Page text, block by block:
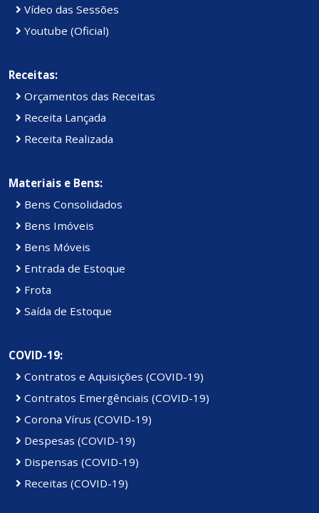
Vídeo das Sessões
Youtube (Oficial)
Receitas:
Orçamentos das Receitas
Receita Lançada
Receita Realizada
Materiais e Bens:
Bens Consolidados
Bens Imóveis
Bens Móveis
Entrada de Estoque
Frota
Saída de Estoque
COVID-19:
Contratos e Aquisições (COVID-19)
Contratos Emergênciais (COVID-19)
Corona Vírus (COVID-19)
Despesas (COVID-19)
Dispensas (COVID-19)
Receitas (COVID-19)